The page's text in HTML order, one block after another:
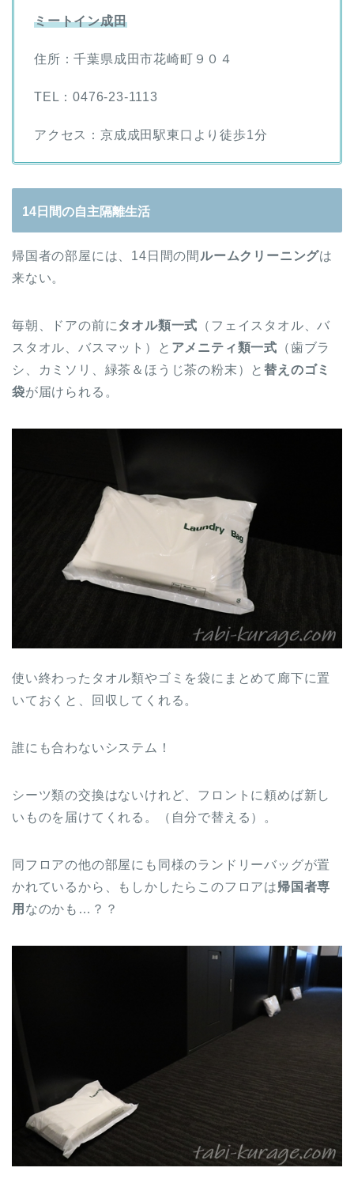
ミートイン成田
住所：千葉県成田市花崎町９０４
TEL：0476-23-1113
アクセス：京成成田駅東口より徒歩1分
14日間の自主隔離生活
帰国者の部屋には、14日間の間 ルームクリーニングは
来ない。
毎朝、ドアの前に タオル類一式 （フェイスタオル、バ
スタオル、バスマット）と アメニティ類一式 （歯ブラ
シ、カミソリ、緑茶＆ほうじ茶の粉末）と替えのゴミ
袋が届けられる。
使い終わったタオル類やゴミを袋にまとめて廊下に置
いておくと、回収してくれる。
誰にも合わないシステム！
シーツ類の交換はないけれど、フロントに頼めば新し
いものを届けてくれる。（自分で替える）。
同フロアの他の部屋にも同様のランドリーバッグが置
かれているから、もしかしたらこのフロアは帰国者専
用 なのかも…？？